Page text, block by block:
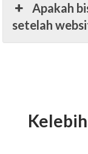
Apakah
setelah